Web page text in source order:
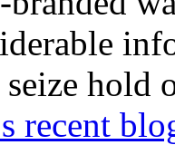
hold
recent